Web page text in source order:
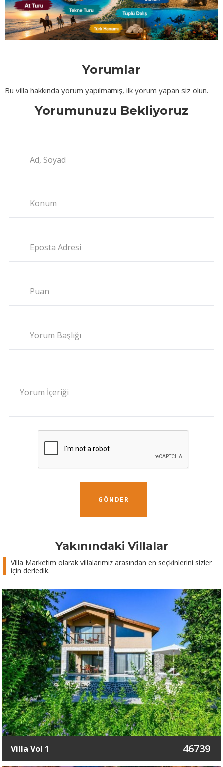
Yorumlar
Bu villa hakkında yorum yapılmamış, ilk yorum yapan siz olun.
Yorumunuzu Bekliyoruz
Ad, Soyad
Konum
Eposta Adresi
Puan
Yorum Başlığı
Yorum İçeriği
GÖNDER
Yakınındaki Villalar
Villa Marketim olarak villalarımız arasından en seçkinlerini sizler
için derledik.
Villa Vol 1 46739